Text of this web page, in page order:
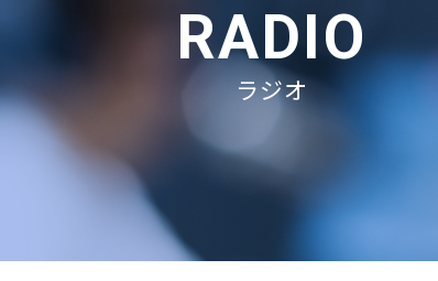
RADIO
ラジオ